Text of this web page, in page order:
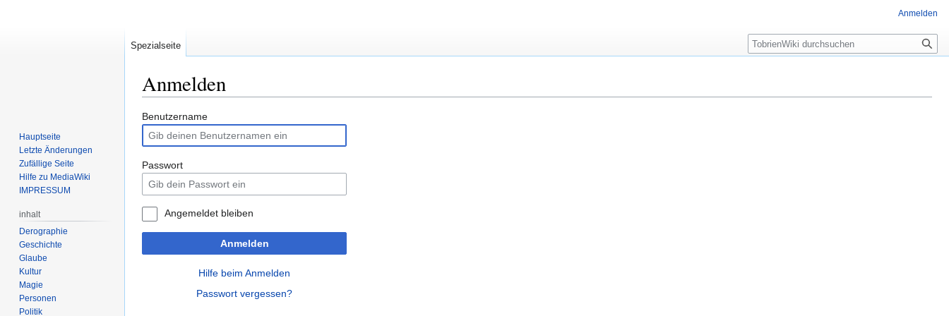
Anmelden
Zur
Navigation
springen
Zur
Suche
springen
Benutzername
Passwort
Angemeldet bleiben
Anmelden
Hilfe beim Anmelden
Passwort vergessen?
Anmelden
Spezialseite Suche
Hauptseite
Letzte Änderungen
Zufällige Seite
Hilfe zu MediaWiki
IMPRESSUM
inhalt
Derographie
Geschichte
Glaube
Kultur
Magie
Personen
Politik